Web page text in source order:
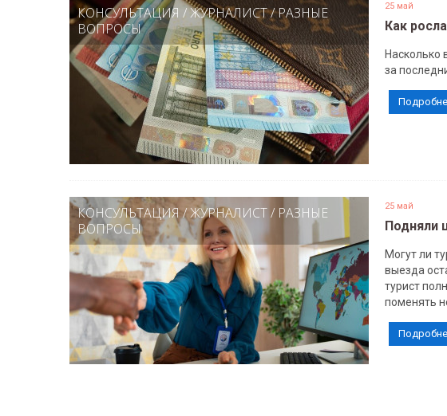
КОНСУЛЬТАЦИЯ /ЖУРНАЛИСТ/РАЗНЫЕ
ВОПРОСЫ
25 май
Как
Насколько
за
КОНСУЛЬТАЦИЯ/ЖУРНАЛИСТ/ РАЗНЫЕ
ВОПРОСЫ
25 май
Подняли
Могут ли
выезда
турист
поменять